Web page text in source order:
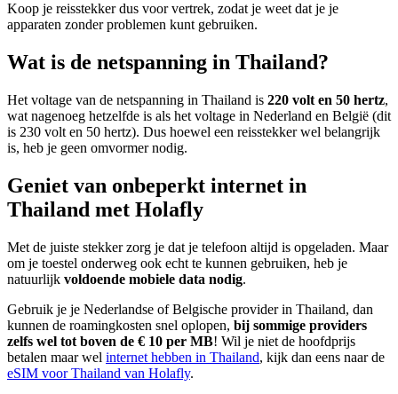
Koop je reisstekker dus voor vertrek, zodat je weet dat je je
apparaten zonder problemen kunt gebruiken.
Wat is de netspanning in Thailand?
Het voltage van de netspanning in Thailand is 220 volt en 50 hertz,
wat nagenoeg hetzelfde is als het voltage in Nederland en België (dit
is 230 volt en 50 hertz). Dus hoewel een reisstekker wel belangrijk
is, heb je geen omvormer nodig.
Geniet van onbeperkt internet in
Thailand met Holafly
Met de juiste stekker zorg je dat je telefoon altijd is opgeladen. Maar
om je toestel onderweg ook echt te kunnen gebruiken, heb je
natuurlijk voldoende mobiele data nodig.
Gebruik je je Nederlandse of Belgische provider in Thailand, dan
kunnen de roamingkosten snel oplopen, bij sommige providers
zelfs wel tot boven de € 10 per MB! Wil je niet de hoofdprijs
betalen maar wel internet hebben in Thailand, kijk dan eens naar de
eSIM voor Thailand van Holafly.